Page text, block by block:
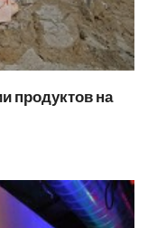
продуктов на